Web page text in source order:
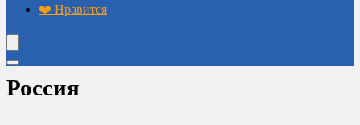
❤️ Нравится
Россия